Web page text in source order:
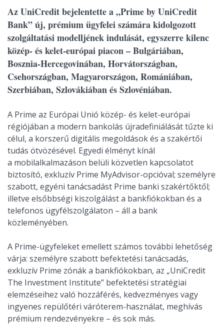
Az UniCredit bejelentette a „Prime by UniCredit
Bank” új, prémium ügyfelei számára kidolgozott
szolgáltatási modelljének indulását, egyszerre kilenc
közép- és kelet-európai piacon – Bulgáriában,
Bosznia-Hercegovinában, Horvátországban,
Csehországban, Magyarországon, Romániában,
Szerbiában, Szlovákiában és Szlovéniában.
A Prime az Európai Unió közép- és kelet-európai
régiójában a modern bankolás újradefiniálását tűzte ki
célul, a korszerű digitális megoldások és a szakértői
tudás ötvözésével. Egyedi élményt kínál
a mobilalkalmazáson belüli közvetlen kapcsolatot
biztosító, exkluzív Prime MyAdvisor-opcióval; személyre
szabott, egyéni tanácsadást Prime banki szakértőktől;
illetve elsőbbségi kiszolgálást a bankfiókokban és a
telefonos ügyfélszolgálaton – áll a bank
közleményében.
A Prime-ügyfeleket emellett számos további lehetőség
várja: személyre szabott befektetési tanácsadás,
exkluzív Prime zónák a bankfiókokban, az „UniCredit
The Investment Institute” befektetési stratégiai
elemzéseihez való hozzáférés, kedvezményes vagy
ingyenes repülőtéri váróterem-használat, meghívás
prémium rendezvényekre – és sok más.